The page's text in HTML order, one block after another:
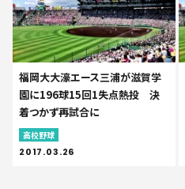
福岡大大濠エース三浦が滋賀学
園に196球15回1失点熱投 決
着つかず再試合に
高校野球
2017.03.26